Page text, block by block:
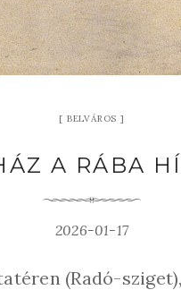
BELVÁROS
A RÁBA
2026-01-17
(Radó-